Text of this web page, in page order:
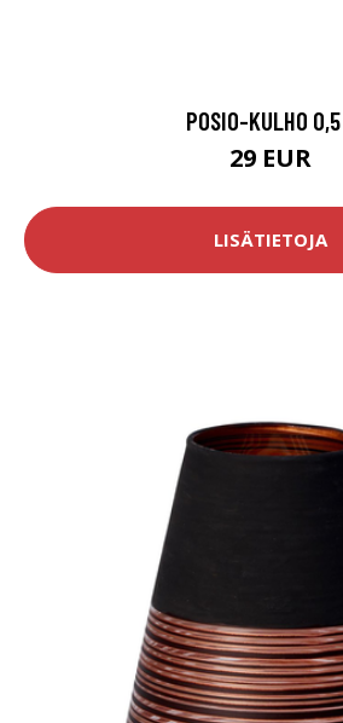
POSIO-KULHO
29 EUR
LISÄTIETOJA